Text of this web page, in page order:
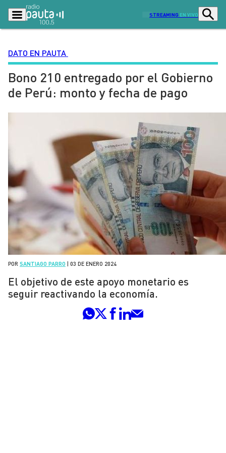
STREAMING EN VIVO
Podcasts Programas
Lo Último Actualidad
Ciudad Economía
Radio en vivo Sostenibilidad
Tendencias Deportes
Entretención y Cultura Opinión
Dato en Pauta Señal 2
Contenido Patrocinado
DATO EN PAUTA
Bono 210 entregado por el Gobierno
de Perú: monto y fecha de pago
POR SANTIAGO PARRO 03 DE ENERO 2024
El objetivo de este apoyo monetario es
seguir reactivando la economía.